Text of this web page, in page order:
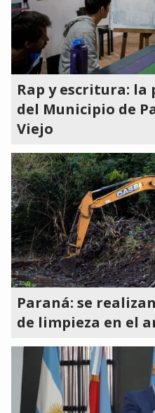
Rap y escritura:
del Municipio de
Viejo
Paraná: se
de limpieza en el